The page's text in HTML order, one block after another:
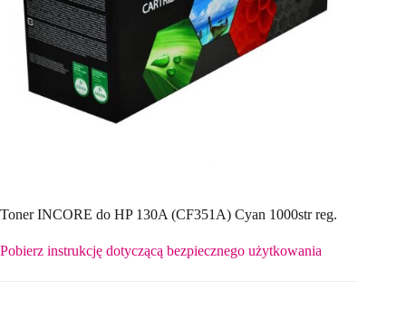
Toner INCORE do HP 130A (CF351A) Cyan 1000str reg.
Pobierz instrukcję dotyczącą bezpiecznego użytkowania